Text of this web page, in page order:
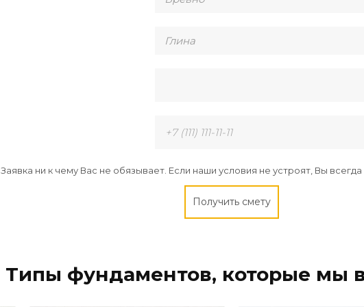
Заявка ни к чему Вас не обязывает. Если наши условия не устроят, Вы
Получить смету
Типы фундаментов, которые мы